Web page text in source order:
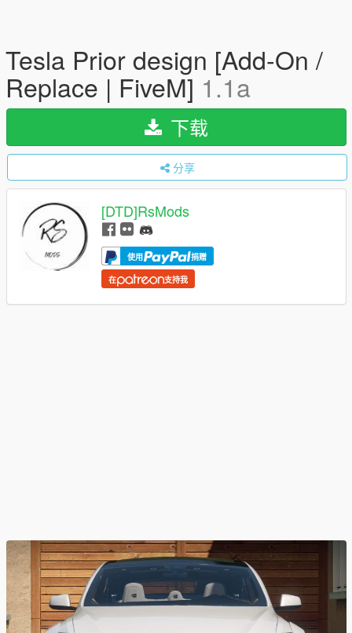
Tesla Prior design [Add-On /
Replace | FiveM] 1.1a
下载
分享
[DTD]RsMods
使用 捐赠
在 支持我